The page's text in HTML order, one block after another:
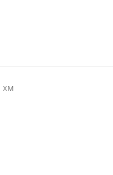
XM